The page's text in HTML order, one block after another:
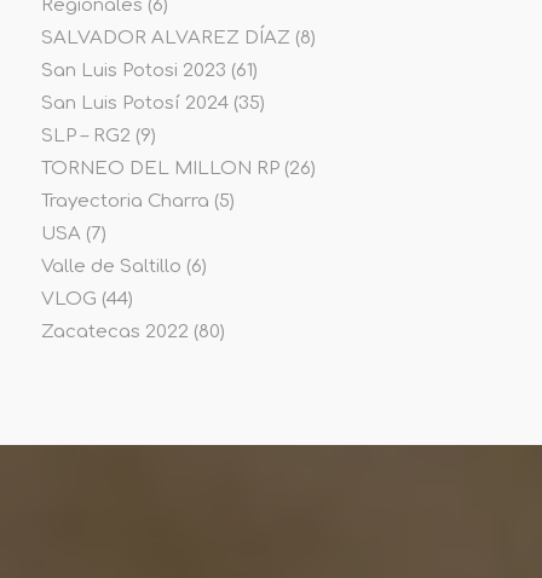
Regionales (6)
SALVADOR ALVAREZ DÍAZ (8)
San Luis Potosi 2023 (61)
San Luis Potosí 2024(35)
SLP – RG2 (9)
TORNEO DEL MILLON RP(26)
Trayectoria Charra (5)
USA(7)
Valle de Saltillo (6)
VLOG (44)
Zacatecas 2022 (80)